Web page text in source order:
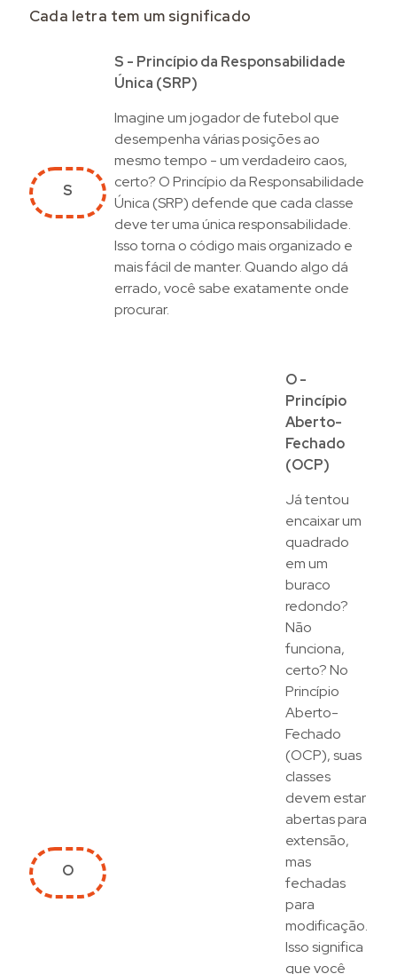
Cada letra tem um significado
S
S - Princípio da Responsabilidade
Única (SRP)
Imagine um jogador de futebol que
desempenha várias posições ao
mesmo tempo - um verdadeiro caos,
certo? O Princípio da Responsabilidade
Única (SRP) defende que cada classe
deve ter uma única responsabilidade.
Isso torna o código mais organizado e
mais fácil de manter. Quando algo dá
errado, você sabe exatamente onde
procurar.
O
O -
Princípio
Aberto-
Fechado
(OCP)
Já tentou
encaixar um
quadrado
em um
buraco
redondo?
Não
funciona,
certo? No
Princípio
Aberto-
Fechado
(OCP), suas
classes
devem estar
abertas para
extensão,
mas
fechadas
para
modificação.
Isso significa
que você